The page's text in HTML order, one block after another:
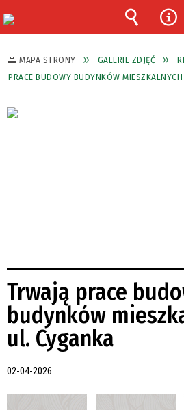
MAPA STRONY GALERIE ZDJĘĆ
PRACE BUDOWY BUDYNKÓW
Trwają prace
budynków
ul. Cyganka
02-04-2026